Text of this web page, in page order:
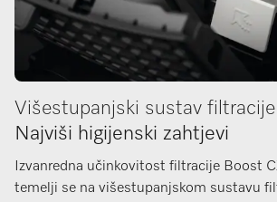
Višestupanjski sustav filtracije
Najviši higijenski zahtjevi
Izvanredna učinkovitost filtracije Boost
temelji se na višestupanjskom sustavu